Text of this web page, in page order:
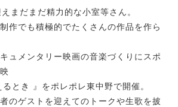
まだまだ精力的な小室等さん。
作でも積極的でたくさんの作品を作ら
ュメンタリー映画の音楽づくりにスポ
るとき 』をポレポレ東中野で開催。
のゲストを迎えてのトークや生歌を披